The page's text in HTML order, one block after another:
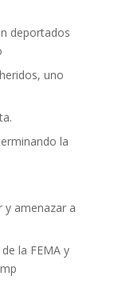
deportados
uno
la
y amenazar a
la FEMA y